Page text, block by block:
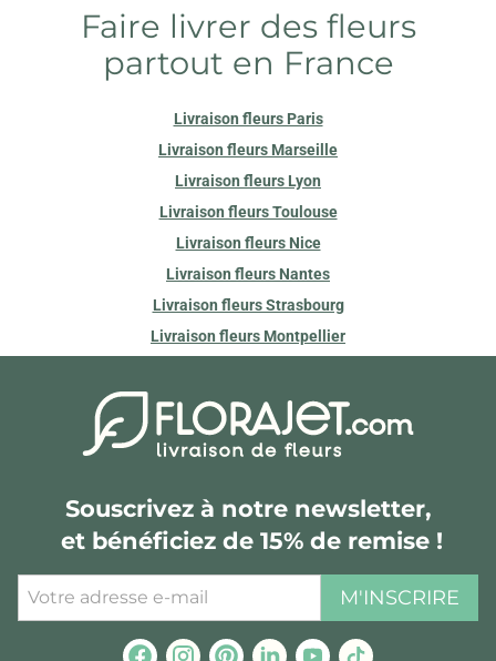
Faire livrer des fleurs
partout en France
Livraison fleurs Paris
Livraison fleurs Marseille
Livraison fleurs Lyon
Livraison fleurs Toulouse
Livraison fleurs Nice
Livraison fleurs Nantes
Livraison fleurs Strasbourg
Livraison fleurs Montpellier
Souscrivez à notre newsletter,
et bénéficiez de 15% de remise !
M'INSCRIRE